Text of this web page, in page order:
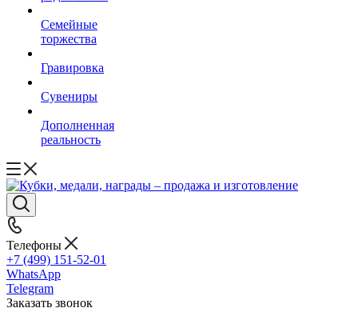
Семейные
торжества
Гравировка
Сувениры
Дополненная
реальность
Телефоны
+7 (499) 151-52-01
WhatsApp
Telegram
Заказать звонок